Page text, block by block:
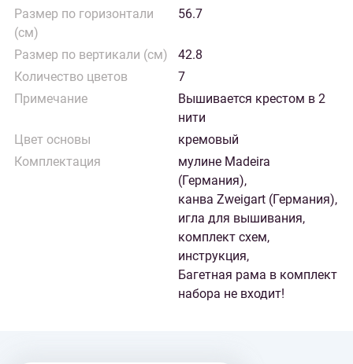
Размер по горизонтали
(см)
56.7
Размер по вертикали (см)
42.8
Количество цветов
7
Примечание
Вышивается крестом в 2
нити
Цвет основы
кремовый
Комплектация
мулине Madeira
(Германия),
канва Zweigart (Германия),
игла для вышивания,
комплект схем,
инструкция,
Багетная рама в комплект
набора не входит!